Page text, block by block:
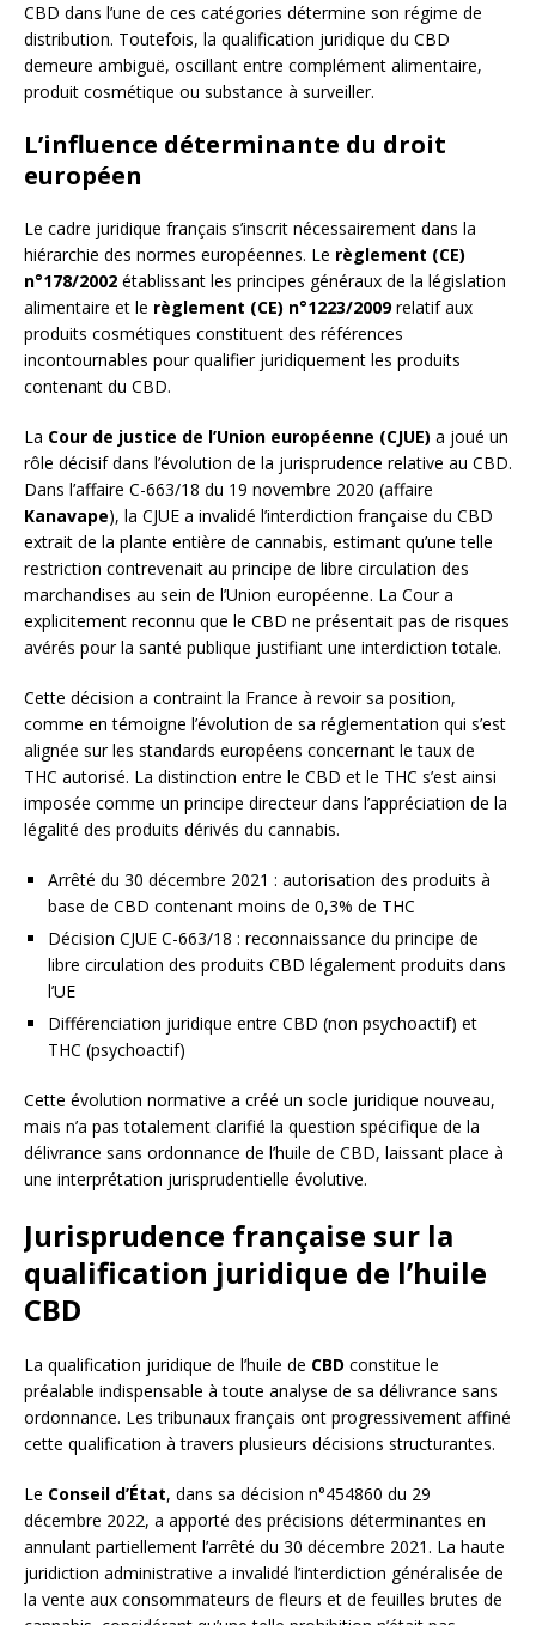
CBD dans l’une de ces catégories détermine son régime de
distribution. Toutefois, la qualification juridique du CBD
demeure ambiguë, oscillant entre complément alimentaire,
produit cosmétique ou substance à surveiller.
L’influence déterminante du droit
européen
Le cadre juridique français s’inscrit nécessairement dans la
hiérarchie des normes européennes. Le règlement (CE)
n°178/2002 établissant les principes généraux de la législation
alimentaire et le règlement (CE) n°1223/2009relatif aux
produits cosmétiques constituent des références
incontournables pour qualifier juridiquement les produits
contenant du CBD.
La Cour de justice de l’Union européenne (CJUE) a joué un
rôle décisif dans l’évolution de la jurisprudence relative au CBD.
Dans l’affaire C-663/18 du 19 novembre 2020 (affaire
Kanavape), la CJUE a invalidé l’interdiction française du CBD
extrait de la plante entière de cannabis, estimant qu’une telle
restriction contrevenait au principe de libre circulation des
marchandises au sein de l’Union européenne. La Cour a
explicitement reconnu que le CBD ne présentait pas de risques
avérés pour la santé publique justifiant une interdiction totale.
Cette décision a contraint la France à revoir sa position,
comme en témoigne l’évolution de sa réglementation qui s’est
alignée sur les standards européens concernant le taux de
THC autorisé. La distinction entre le CBD et le THC s’est ainsi
imposée comme un principe directeur dans l’appréciation de la
légalité des produits dérivés du cannabis.
Arrêté du 30 décembre 2021 : autorisation des produits à
base de CBD contenant moins de 0,3% de THC
Décision CJUE C-663/18 : reconnaissance du principe de
libre circulation des produits CBD légalement produits dans
l’UE
Différenciation juridique entre CBD (non psychoactif) et
THC (psychoactif)
Cette évolution normative a créé un socle juridique nouveau,
mais n’a pas totalement clarifié la question spécifique de la
délivrance sans ordonnance de l’huile de CBD, laissant place à
une interprétation jurisprudentielle évolutive.
Jurisprudence française sur la
qualification juridique de l’huile
CBD
La qualification juridique de l’huile de CBD constitue le
préalable indispensable à toute analyse de sa délivrance sans
ordonnance. Les tribunaux français ont progressivement affiné
cette qualification à travers plusieurs décisions structurantes.
Le Conseil d’État, dans sa décision n°454860 du 29
décembre 2022, a apporté des précisions déterminantes en
annulant partiellement l’arrêté du 30 décembre 2021. La haute
juridiction administrative a invalidé l’interdiction généralisée de
la vente aux consommateurs de fleurs et de feuilles brutes de